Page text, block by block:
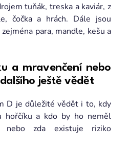
tuňák, treska a kaviár, z
čočka a hrách. Dále jsou
para, mandle, kešu a
a mravenčení nebo
ještě vědět
D je důležité vědět i to, kdy
hořčíku a kdo by ho neměl
zda existuje riziko